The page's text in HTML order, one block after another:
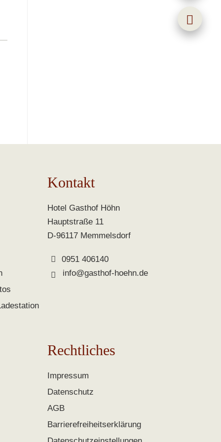
Kontakt
Hotel Gasthof Höhn
Hauptstraße 11
D-96117 Memmelsdorf
0951 406140
info@gasthof-hoehn.de
Rechtliches
Impressum
Datenschutz
AGB
Barrierefreiheitserklärung